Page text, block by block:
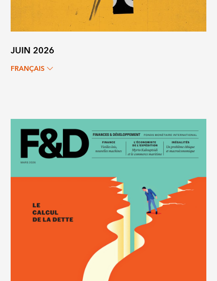
JUIN 2026
FRANÇAIS